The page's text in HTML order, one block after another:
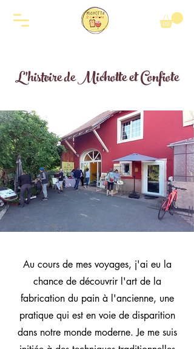
L'histoire de Michotte et Confiote
Au cours de mes voyages, j'ai eu la
chance de découvrir l'art de la
fabrication du pain à l'ancienne, une
pratique qui est en voie de disparition
dans notre monde moderne. Je me suis